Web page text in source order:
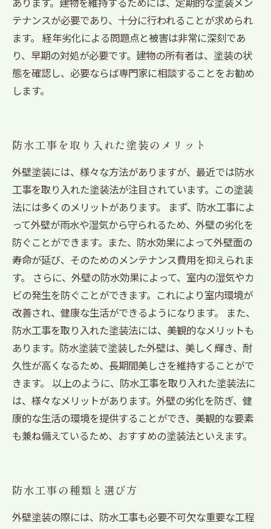
テナンスが必要であり、十分に行われることが求められ
ます。 経年劣化による問題点と被害は非常に深刻であ
り、早期の対処が必要です。建物の所有者は、塗装の状
態を確認し、必要ならば専門家に相談することをお勧め
します。
防水工事を取り入れた塗装のメリット
外壁塗装には、様々な方法がありますが、最近では防水
工事を取り入れた塗装法が注目されています。この塗装
法には多くのメリットがあります。 まず、防水工事によ
って外壁が雨水や湿気から守られるため、外壁の劣化を
防ぐことができます。また、防水効果によって外壁面の
寿命が延び、そのためのメンテナンス費用を抑えられま
す。 さらに、外壁の防水効果によって、室内の湿気やカ
ビの発生を防ぐことができます。これにより室内環境が
改善され、健康な生活ができるようになります。 また、
防水工事を取り入れた塗装法には、美観的なメリットも
あります。防水塗装で塗装した外壁は、美しく輝き、耐
久性が高くなるため、長期間美しさを維持することがで
きます。 以上のように、防水工事を取り入れた塗装法に
は、様々なメリットがあります。外壁の劣化を防ぎ、健
康的な生活の環境を提供することができ、美観的な要素
も兼ね備えているため、おすすめの塗装法といえます。
防水工事の種類と選び方
外壁塗装の際には、防水工事も必要不可欠な重要な工程